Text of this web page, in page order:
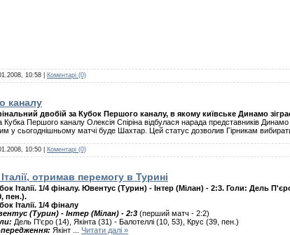
10:58 Коментарі (0)
каналу
фінальний двобій за Кубок Першого каналу, в якому київське Динамо
Кубка Першого каналу Олексія Спіріна відбулася нарада представників
у сьогоднішньому матчі буде Шахтар. Цей статус дозволив Гірникам
10:50 Коментарі (0)
отримав перемогу в Турині
Італії. 1/4 фіналу. Ювентус (Турин) - Інтер (Мілан) - 2:3. Голи: Дель
пен.).
Італії. 1/4 фіналу
(Турин) - Інтер (Мілан) - 2:3 (перший матч - 2:2)
Дель П'єро (14), Якінта (31) - Балотеллі (10, 53), Крус (39, пен.)
Якінт Читати далі »